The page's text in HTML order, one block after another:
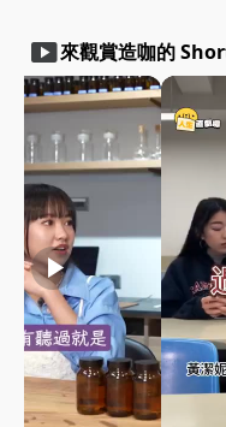
smart_display來觀賞造咖的
play_arrow